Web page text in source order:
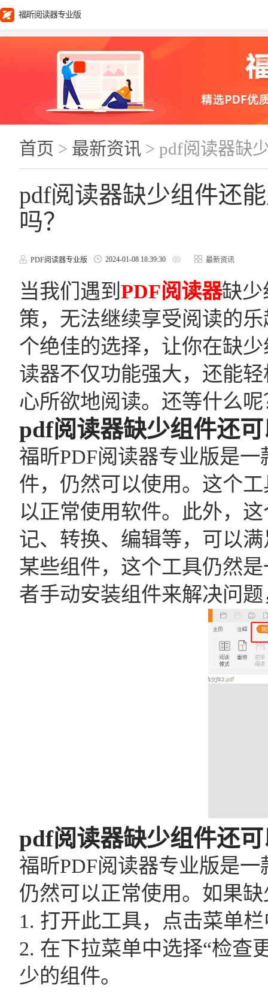
福昕阅读器专业版
首页 > 最新资讯 > pdf阅读器缺
pdf阅读器缺少组件还
吗？
PDF阅读器专业版 2024-01-08 18:39:30 最新资讯
当我们遇到 PDF阅读器缺少
策，无法继续享受阅读的
个绝佳的选择，让你在缺
读器不仅功能强大，还能
心所欲地阅读。还等什么
pdf阅读器缺少组件还
福昕PDF阅读器专业版是
件，仍然可以使用。这个
以正常使用软件。此外，
记、转换、编辑等，可以
某些组件，这个工具仍然
者手动安装组件来解决问
pdf阅读器缺少组件还
福昕PDF阅读器专业版是
仍然可以正常使用。如果
1. 打开此工具，点击菜单
2. 在下拉菜单中选择“检查
少的组件。